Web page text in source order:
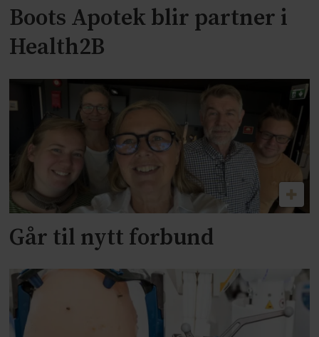
Boots Apotek blir partner i
Health2B
Går til nytt forbund